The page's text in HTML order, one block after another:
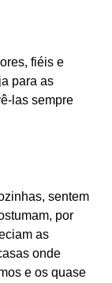
fiéis e
para as
las sempre
sentem
por
as
onde
e os quase